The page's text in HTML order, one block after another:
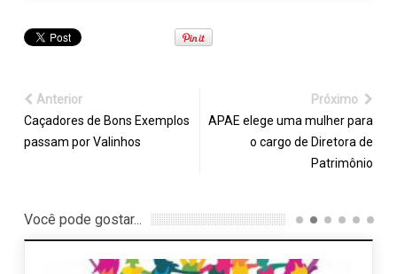
Anterior
Caçadores de Bons Exemplos
passam por Valinhos
Próximo
APAE elege uma mulher para
o cargo de Diretora de
Patrimônio
Você pode gostar...